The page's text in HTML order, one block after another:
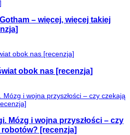
– więcej, więcej takiej
obok nas [recenzja]
Mózg i wojna przyszłości – czy
[recenzja]